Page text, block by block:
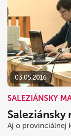
03.05.2016
SALEZIÁNSKY
Saleziánsky
Aj o provinciálnej